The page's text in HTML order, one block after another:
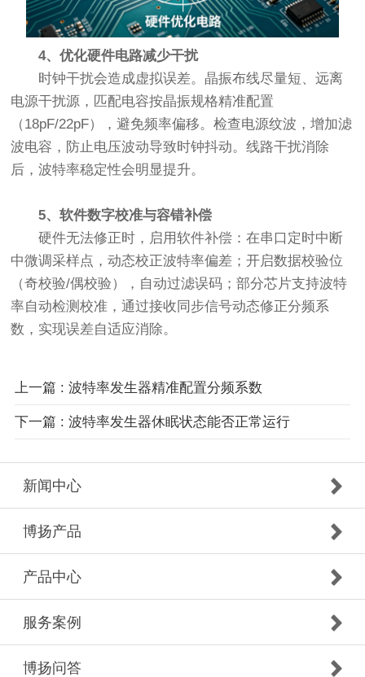
4、优化硬件电路减少干扰
时钟干扰会造成虚拟误差。晶振布线尽量短、远离
电源干扰源，匹配电容按晶振规格精准配置
（18pF/22pF），避免频率偏移。检查电源纹波，增加滤
波电容，防止电压波动导致时钟抖动。线路干扰消除
后，波特率稳定性会明显提升。
5、软件数字校准与容错补偿
硬件无法修正时，启用软件补偿：在串口定时中断
中微调采样点，动态校正波特率偏差；开启数据校验位
（奇校验/偶校验），自动过滤误码；部分芯片支持波特
率自动检测校准，通过接收同步信号动态修正分频系
数，实现误差自适应消除。
上一篇 : 波特率发生器精准配置分频系数
下一篇 : 波特率发生器休眠状态能否正常运行
新闻中心
博扬产品
产品中心
服务案例
博扬问答